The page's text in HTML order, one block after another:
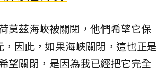
莫茲海峽被關閉，他們希望它保
因此，如果海峽關閉，這也正是
望關閉，是因為我已經把它完全